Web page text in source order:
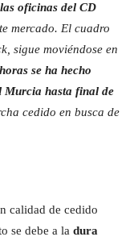
oficinas del CD
mercado. El cuadro
sigue moviéndose en
se ha hecho
Murcia hasta final de
cedido en busca de
calidad de cedido
se debe a la dura